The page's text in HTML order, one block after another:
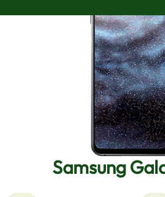
Samsung